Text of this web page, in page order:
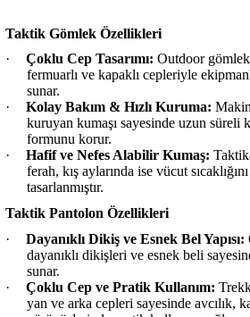
Taktik Gömlek Özellikleri
·
Çoklu Cep Tasarımı: Outdoor
fermuarlı ve kapaklı cepleriyle
sunar.
·
Kolay Bakım & Hızlı Kuruma:
kuruyan kumaşı sayesinde uzun süreli
formunu korur.
·
Hafif ve Nefes Alabilir Kumaş:
ferah, kış aylarında ise vücut
tasarlanmıştır.
Taktik Pantolon Özellikleri
·
Dayanıklı Dikiş ve Esnek Bel Yapısı:
dayanıklı dikişleri ve esnek beli
sunar.
·
Çoklu Cep ve Pratik Kullanım:
yan ve arka cepleri sayesinde avcılık,